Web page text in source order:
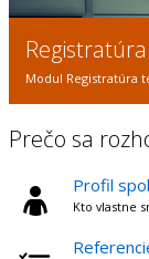
Automatizované
Prečo sa
Profil
Kto vlastne